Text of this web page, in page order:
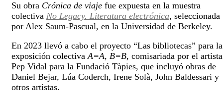
Su obra Crónica de viaje fue expuesta en la muestra
colectiva No Legacy. Literatura electrónica, seleccionada
por Alex Saum-Pascual, en la Universidad de Berkeley.
En 2023 llevó a cabo el proyecto “Las bibliotecas” para la
exposición colectivaA=A, B=B, comisariada por el artista
Pep Vidal para la Fundació Tàpies, que incluyó obras de
Daniel Bejar, Lúa Coderch, Irene Solà, John Baldessari y
otros artistas.